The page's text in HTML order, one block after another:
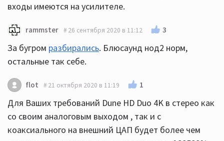
входы имеются на усилителе.
rammster 26 сентября 2020 в 11:12 3
За бугром разбирались. Блюсаунд нод2 норм,
остальные так себе.
flot 21 октября 2020 в 11:19 1
Для Ваших требований Dune HD Duo 4K в стерео как
со своим аналоговым выходом , так и с
коаксиального на внешний ЦАП будет более чем